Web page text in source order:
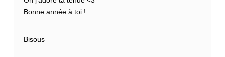
Bonne année à toi !
Bisous